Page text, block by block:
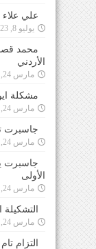
علي علاء
يوليو 8, 2023
محمد
الأردني
مارس 24, 2021
مشكلة
مارس 24, 2021
جاسبرت
مارس 24, 2021
جاسبرت
الأولى
مارس 24, 2021
مارس 24, 2021
التزام